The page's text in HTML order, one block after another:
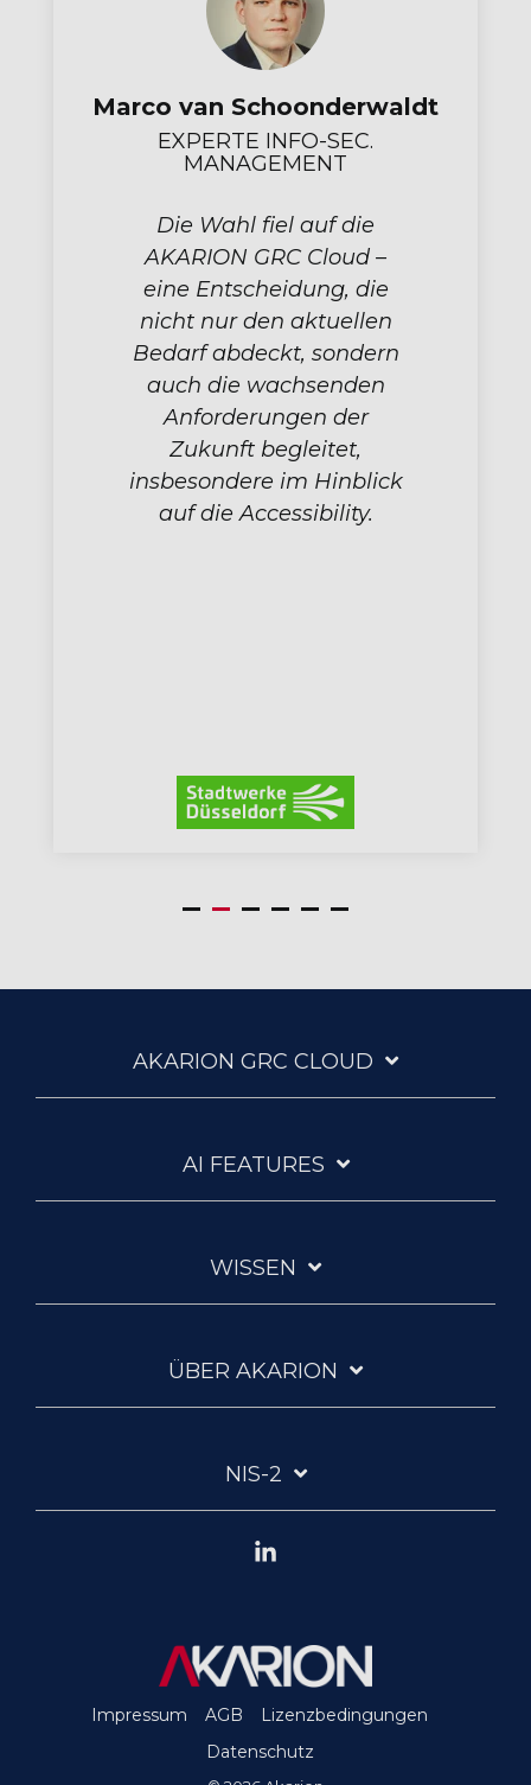
Marco van Schoonderwaldt
EXPERTE INFO-SEC.
MANAGEMENT
Die Wahl fiel auf die
AKARION GRC Cloud –
eine Entscheidung, die
nicht nur den aktuellen
Bedarf abdeckt, sondern
auch die wachsenden
Anforderungen der
Zukunft begleitet,
insbesondere im Hinblick
auf die Accessibility.
AKARION GRC CLOUD
AI FEATURES
WISSEN
ÜBER AKARION
NIS-2
Impressum AGB
Lizenzbedingungen
Datenschutz